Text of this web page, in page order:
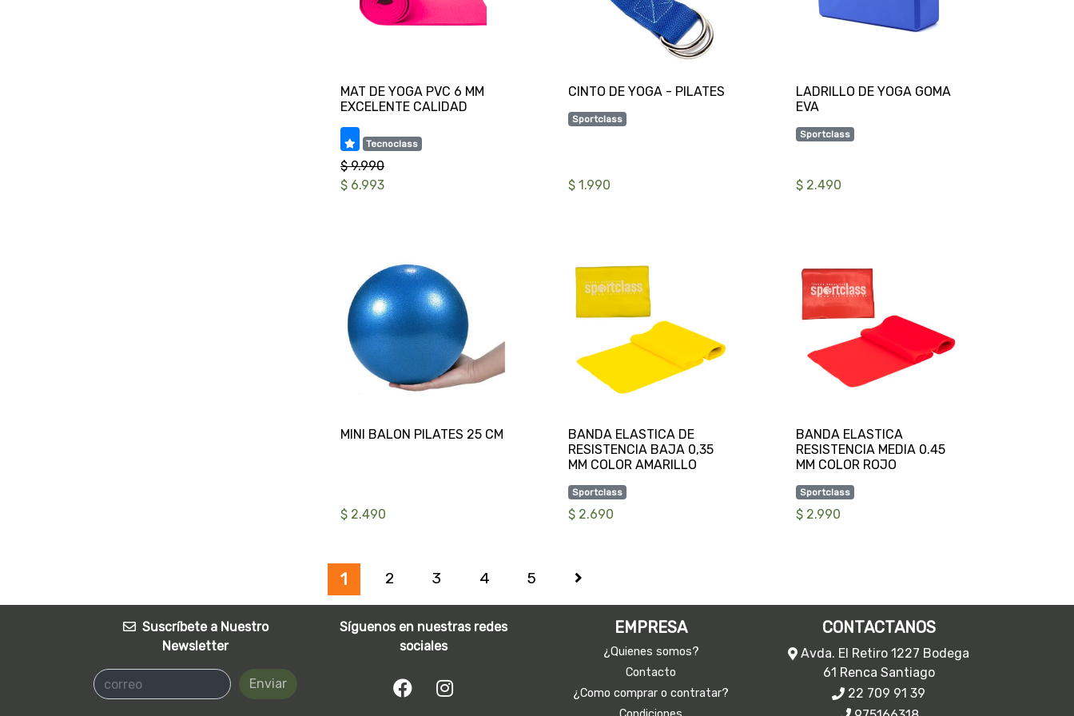
MAT DE YOGA PVC 6 MM
Tecnoclass
$ 9.990
$ 6.993
Sportclass
$ 1.990
LADRILLO DE YOGA GOMA
EVA
Sportclass
$ 2.490
$ 2.490
BANDA ELASTICA DE
RESISTENCIA BAJA 0,35
Sportclass
$ 2.690
BANDA ELASTICA
RESISTENCIA MEDIA 0.45
Sportclass
$ 2.990
1 2 3 4 5
Suscríbete a Nuestro
Newsletter
Enviar
Síguenos en nuestras redes
sociales
EMPRESA
¿Quienes somos?
Contacto
¿Como comprar o contratar?
CONTACTANOS
Avda. El Retiro 1227 Bodega
61 Renca Santiago
22 709 91 39